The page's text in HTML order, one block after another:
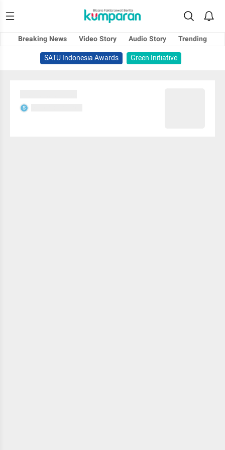
Breaking News Video Story Audio Story
Trending
SATU Indonesia Awards
Green Initiative
S